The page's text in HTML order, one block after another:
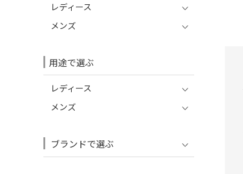
レディース
メンズ
用途で選ぶ
レディース
メンズ
ブランドで選ぶ